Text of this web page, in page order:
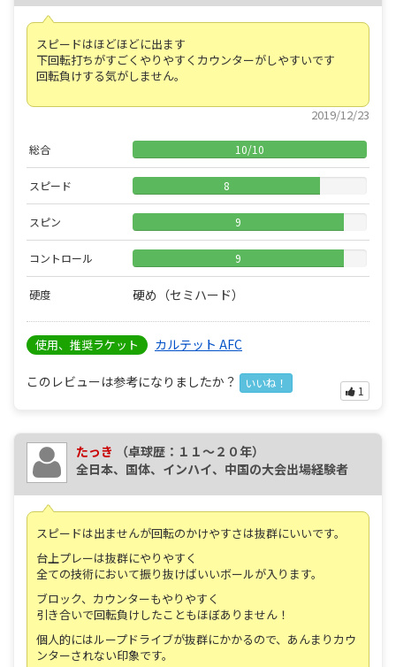
スピードはほどほどに出ます
下回転打ちがすごくやりやすくカウンターがしやすいです
回転負けする気がしません。
2019/12/23
総合 10/10
スピード 8
スピン 9
コントロール 9
硬度 硬め（セミハード）
使用、推奨ラケット カルテット AFC
このレビューは参考になりましたか？ いいね！
1
たっき
（卓球歴：１１～２０年）
全日本、国体、インハイ、中国の大会出場経験者
スピードは出ませんが回転のかけやすさは抜群にいいです。
台上プレーは抜群にやりやすく
全ての技術において振り抜けばいいボールが入ります。
ブロック、カウンターもやりやすく
引き合いで回転負けしたこともほぼありません！
個人的にはループドライブが抜群にかかるので、あんまりカウ
ンターされない印象です。